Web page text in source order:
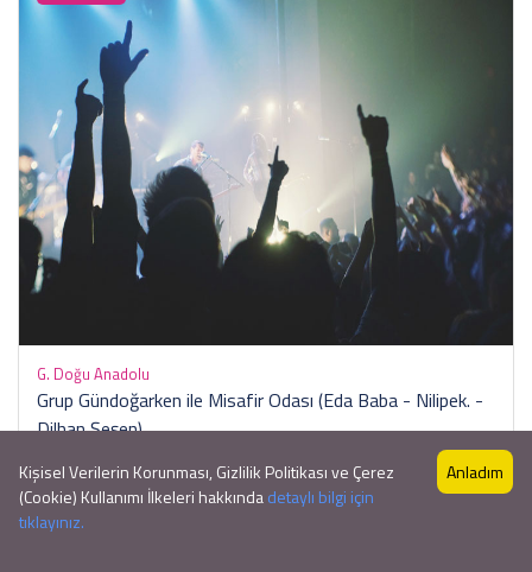
G. Doğu Anadolu
Grup Gündoğarken ile Misafir Odası (Eda Baba - Nilipek. -
Dilhan Şeşen)
Başlangıç ​​Saati: 17:00
9Gün
Kişisel Verilerin Korunması, Gizlilik Politikası ve Çerez
(Cookie) Kullanımı İlkeleri hakkındadetaylı bilgi için
tıklayınız.
Anladım